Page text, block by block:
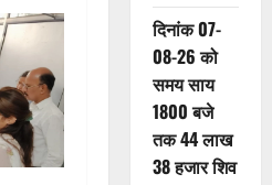
दिनांक 07-
08-26 को
समय साय
1800 बजे
तक 44 लाख
38 हजार शिव